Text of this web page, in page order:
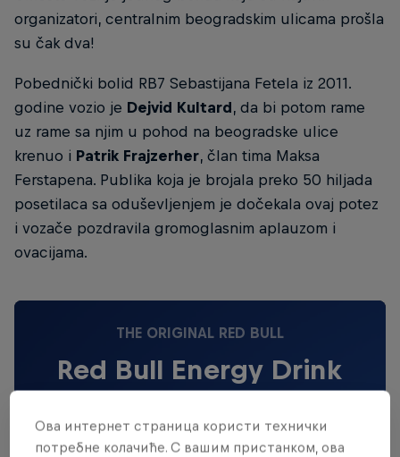
organizatori, centralnim beogradskim ulicama prošla
su čak dva!
Pobednički bolid RB7 Sebastijana Fetela iz 2011.
godine vozio je Dejvid Kultard, da bi potom rame
uz rame sa njim u pohod na beogradske ulice
krenuo i Patrik Frajzerher, član tima Maksa
Ferstapena. Publika koja je brojala preko 50 hiljada
posetilaca sa oduševljenjem je dočekala ovaj potez
i vozače pozdravila gromoglasnim aplauzom i
ovacijama.
THE ORIGINAL RED BULL
Red Bull Energy Drink
Ова интернет страница користи технички
потребне колачиће. С вашим пристанком, ова